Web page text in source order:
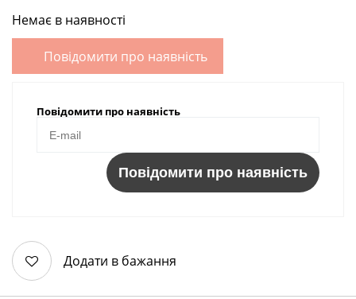
Немає в наявності
Повідомити про наявність
Повідомити про наявність
Повідомити про наявність
Додати в бажання